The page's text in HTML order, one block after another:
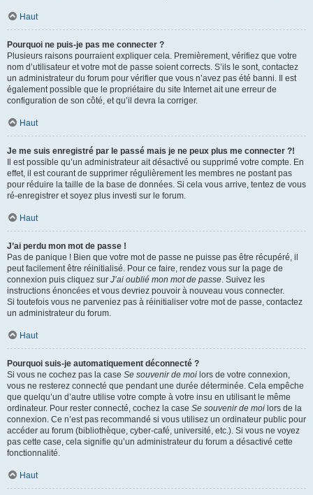
Haut
Pourquoi ne puis-je pas me connecter ?
Plusieurs raisons pourraient expliquer cela. Premièrement, vérifiez que votre
nom d’utilisateur et votre mot de passe soient corrects. S’ils le sont, contactez
un administrateur du forum pour vérifier que vous n’avez pas été banni. Il est
également possible que le propriétaire du site Internet ait une erreur de
configuration de son côté, et qu’il devra la corriger.
Haut
Je me suis enregistré par le passé mais je ne peux plus me connecter ?!
Il est possible qu’un administrateur ait désactivé ou supprimé votre compte. En
effet, il est courant de supprimer régulièrement les membres ne postant pas
pour réduire la taille de la base de données. Si cela vous arrive, tentez de vous
ré-enregistrer et soyez plus investi sur le forum.
Haut
J’ai perdu mon mot de passe !
Pas de panique ! Bien que votre mot de passe ne puisse pas être récupéré, il
peut facilement être réinitialisé. Pour ce faire, rendez vous sur la page de
connexion puis cliquez sur J’ai oublié mon mot de passe. Suivez les
instructions énoncées et vous devriez pouvoir à nouveau vous connecter.
Si toutefois vous ne parveniez pas à réinitialiser votre mot de passe, contactez
un administrateur du forum.
Haut
Pourquoi suis-je automatiquement déconnecté ?
Si vous ne cochez pas la case Se souvenir de moi lors de votre connexion,
vous ne resterez connecté que pendant une durée déterminée. Cela empêche
que quelqu’un d’autre utilise votre compte à votre insu en utilisant le même
ordinateur. Pour rester connecté, cochez la case Se souvenir de moi lors de la
connexion. Ce n’est pas recommandé si vous utilisez un ordinateur public pour
accéder au forum (bibliothèque, cyber-café, université, etc.). Si vous ne voyez
pas cette case, cela signifie qu’un administrateur du forum a désactivé cette
fonctionnalité.
Haut